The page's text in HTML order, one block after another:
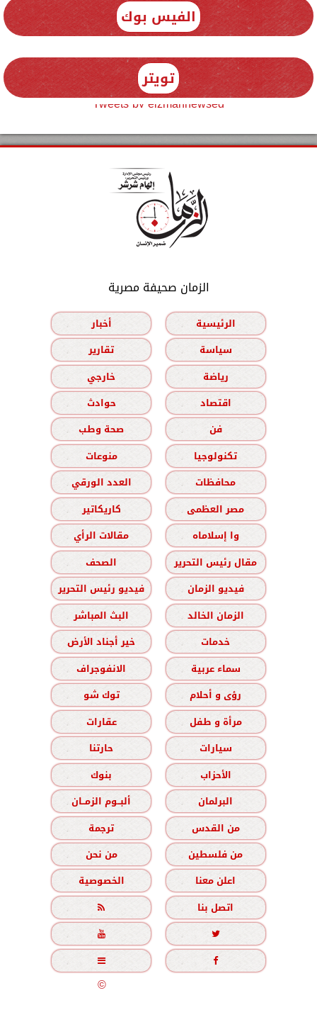
الفيس بوك
تويتر
Tweets by elzmannewseg
الزمان صحيفة مصرية
الرئيسية
أخبار
سياسة
تقارير
رياضة
خارجي
اقتصاد
حوادث
فن
صحة وطب
تكنولوجيا
منوعات
محافظات
العدد الورقي
مصر العظمى
كاريكاتير
وا إسلاماه
مقالات الرأي
مقال رئيس التحرير
الصحف
فيديو الزمان
فيديو رئيس التحرير
الزمان الخالد
البث المباشر
خدمات
خير أجناد الأرض
سماء عربية
الانفوجراف
رؤى و أحلام
توك شو
مرأة و طفل
عقارات
سيارات
حارتنا
الأحزاب
بنوك
البرلمان
ألبــوم الزمــان
من القدس
ترجمة
من فلسطين
من نحن
اعلن معنا
الخصوصية
اتصل بنا





جميع الحقوق محفوظة©